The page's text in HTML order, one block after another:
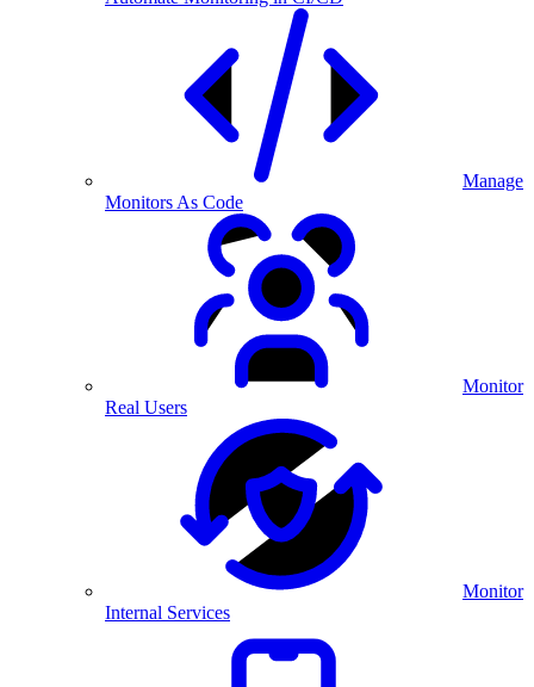
Manage
Monitors As Code
Monitor
Real Users
Monitor
Internal Services